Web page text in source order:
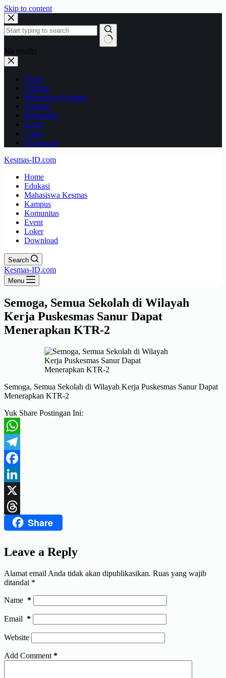
Skip to content
No results
Home
Edukasi
Mahasiswa Kesmas
Kampus
Komunitas
Event
Loker
Download
Kesmas-ID.com
Home
Edukasi
Mahasiswa Kesmas
Kampus
Komunitas
Event
Loker
Download
Search
Kesmas-ID.com
Menu
Semoga, Semua Sekolah di Wilayah
Kerja Puskesmas Sanur Dapat
Menerapkan KTR-2
Semoga, Semua Sekolah di Wilayah Kerja Puskesmas Sanur Dapat
Menerapkan KTR-2
Yuk Share Postingan Ini:
WhatsApp
Telegram
Facebook
LinkedIn
X
ThreadsShare
Leave a Reply
Alamat email Anda tidak akan dipublikasikan. Ruas yang wajib
ditandai *
Name *
Email *
Website
Add Comment *